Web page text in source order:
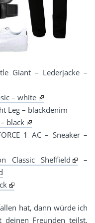
Giant – Lederjacke –
– white
Leg – blackdenim
black
1 AC – Sneaker –
Classic Sheffield
–
hat, dann würde ich
Freunden teilst.